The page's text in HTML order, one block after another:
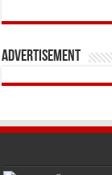
Advertisement